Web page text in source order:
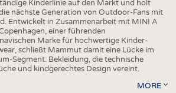
Kinderlinie auf den Markt und holt
nächste Generation von Outdoor-Fans mit
Entwickelt in Zusammenarbeit mit MINI A
einer führenden
Marke für hochwertige Kinder-
schließt Mammut damit eine Lücke im
Segment: Bekleidung, die technische
und kindgerechtes Design vereint.
MORE